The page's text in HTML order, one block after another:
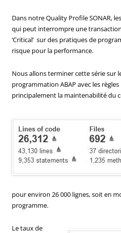
Dans notre Quality Profile SONAR,
qui peut interrompre une
‘Critical’ sur des pratiques de
risque pour la performance.
Nous allons terminer cette série sur
programmation ABAP avec les
principalement la maintenabilité du
pour environ 26 000 lignes, soit en
programme.
Le taux de